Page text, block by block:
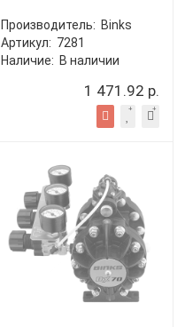
Производитель: Binks
Артикул: 7281
Наличие: В наличии
1 471.92 р.